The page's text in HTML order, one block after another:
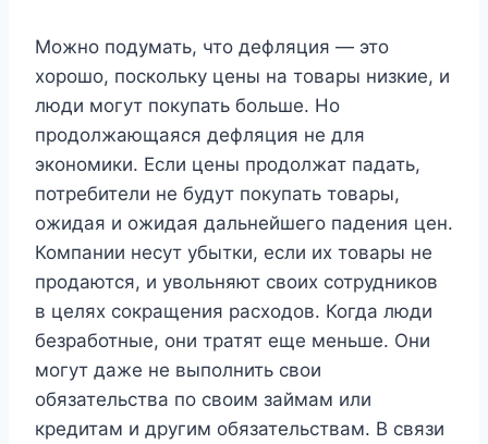
Можно подумать, что дефляция — это
хорошо, поскольку цены на товары низкие, и
люди могут покупать больше. Но
продолжающаяся дефляция не для
экономики. Если цены продолжат падать,
потребители не будут покупать товары,
ожидая и ожидая дальнейшего падения цен.
Компании несут убытки, если их товары не
продаются, и увольняют своих сотрудников
в целях сокращения расходов. Когда люди
безработные, они тратят еще меньше. Они
могут даже не выполнить свои
обязательства по своим займам или
кредитам и другим обязательствам. В связи